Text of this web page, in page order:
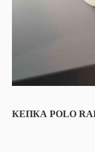
КЕПКА POLO